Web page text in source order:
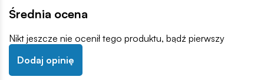
Średnia ocena
Nikt jeszcze nie ocenił tego produktu, bądź pierwszy
Dodaj opinię